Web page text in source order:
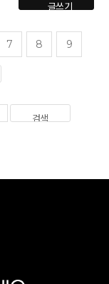
글쓰기
7 8
9